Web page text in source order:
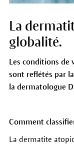
La
globalité.
Les conditions de
sont reflétés par
la dermatologue
Comment
La dermatite